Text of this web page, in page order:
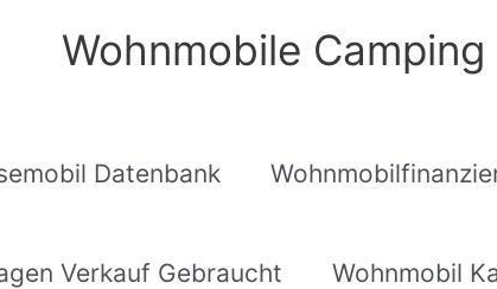
Wohnmobile
Datenbank
Verkauf Gebraucht Wohnmobil